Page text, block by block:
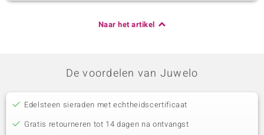
Naar het artikel
De voordelen van Juwelo
Edelsteen sieraden met echtheidscertificaat
Gratis retourneren tot 14 dagen na ontvangst